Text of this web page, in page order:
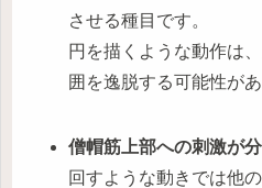
させる種目です。
円を描くような動作は
囲を逸脱する可能性があ
僧帽筋上部への刺激が
回すような動きでは他